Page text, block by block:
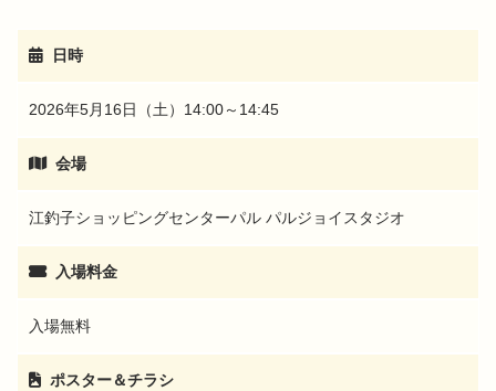
日時
2026年5月16日（土）14:00～14:45
会場
江釣子ショッピングセンターパル パルジョイスタジオ
入場料金
入場無料
ポスター＆チラシ